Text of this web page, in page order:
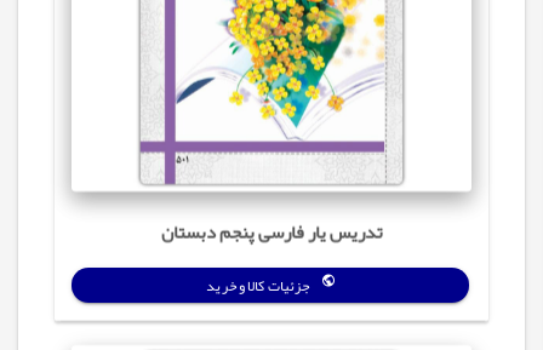
تدریس‌ یار فارسی پنجم دبستان
جزئیات کالا و خرید